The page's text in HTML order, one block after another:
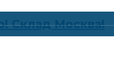
Склад Москва!